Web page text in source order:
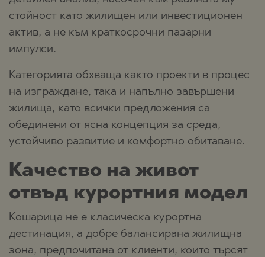
стойност като жилищен или инвестиционен
актив, а не към краткосрочни пазарни
импулси.
Категорията обхваща както проекти в процес
на изграждане, така и напълно завършени
жилища, като всички предложения са
обединени от ясна концепция за среда,
устойчиво развитие и комфортно обитаване.
Качество на живот
отвъд курортния модел
Кошарица не е класическа курортна
дестинация, а добре балансирана жилищна
зона, предпочитана от клиенти, които търсят